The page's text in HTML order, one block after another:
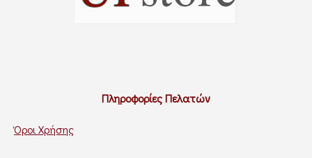
Πληροφορίες Πελατών
Όροι Χρήσης